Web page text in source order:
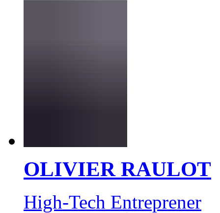
OLIVIER RAULOT
High-Tech Entreprener